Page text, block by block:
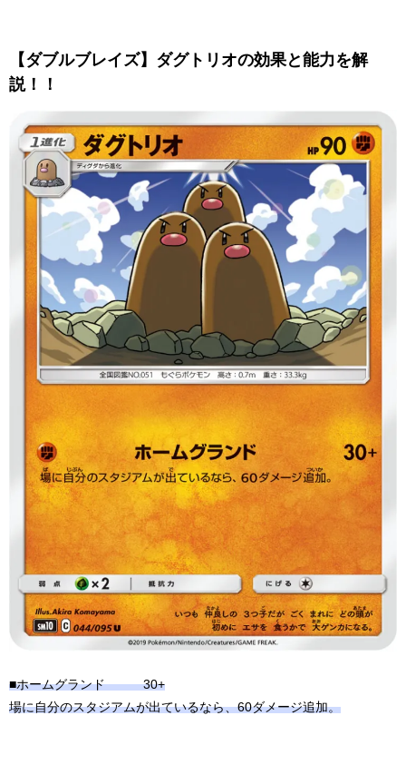
【ダブルブレイズ】ダグトリオの効果と能力を解
説！！
■ホームグランド 30+
場に自分のスタジアムが出ているなら、60ダメージ追加。